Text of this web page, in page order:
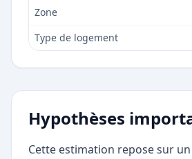
Zone
Type de logement
Hypothèses
Cette estimation repose sur